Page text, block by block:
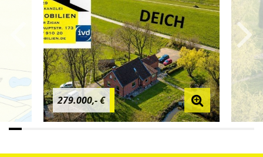
279.000,- €